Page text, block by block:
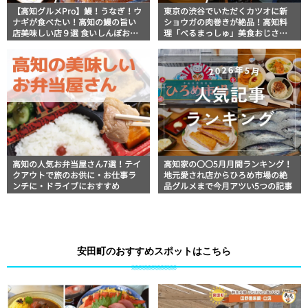
【高知グルメPro】鰻！うなぎ！ウ
ナギが食べたい！高知の鰻の旨い
店美味しい店９選 食いしんぼおじ
セレクション
東京の渋谷でいただくカツオに新
ショウガの肉巻きが絶品！高知料
理「べるまっしゅ」美食おじさん
知グルメPro】
高知の人気お弁当屋さん7選！テイ
クアウトで旅のお供に・お仕事ラ
ンチに・ドライブにおすすめ
高知家の〇〇5月月間ランキング！
地元愛され店からひろめ市場の絶
品グルメまで今月アツい5つの記事
安田町のおすすめスポットはこちら